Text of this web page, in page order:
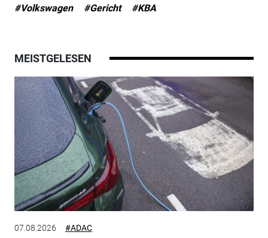
#Volkswagen
#Gericht #KBA
MEISTGELESEN
07.08.2026 #ADAC